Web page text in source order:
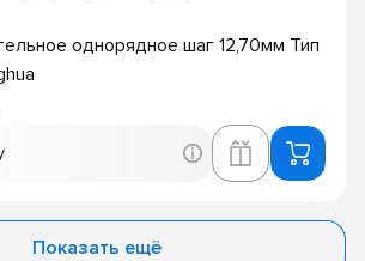
однорядное шаг 12,70мм Тип
Показать ещё